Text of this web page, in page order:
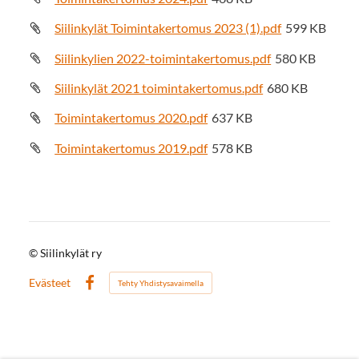
Siilinkylät Toimintakertomus 2023 (1).pdf 599 KB
Siilinkylien 2022-toimintakertomus.pdf 580 KB
Siilinkylät 2021 toimintakertomus.pdf 680 KB
Toimintakertomus 2020.pdf 637 KB
Toimintakertomus 2019.pdf 578 KB
©Siilinkylät ry
Evästeet
Facebook
Tehty Yhdistysavaimella